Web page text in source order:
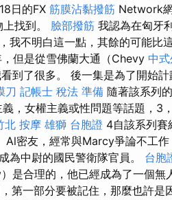
日的FX 筋膜沾黏撥筋 Network
找到。 臉部撥筋 我認為在匈牙
我不明白這一點，其餘的可能比
但是從雪佛蘭大通（Chevy 中
到了很多。 後一集是為了開始
刀 記帳士 稅法 準備 隨著該系列
，女權主義或性問題等話題，3
北 按摩 雄獅 台胞證 4自該系列賽
密友，經常與Marcy爭論不工
為中尉的國民警衛隊官員。 台胞
是合理的，他已經成為了一個無
第一部分要被記住，那麼也許是